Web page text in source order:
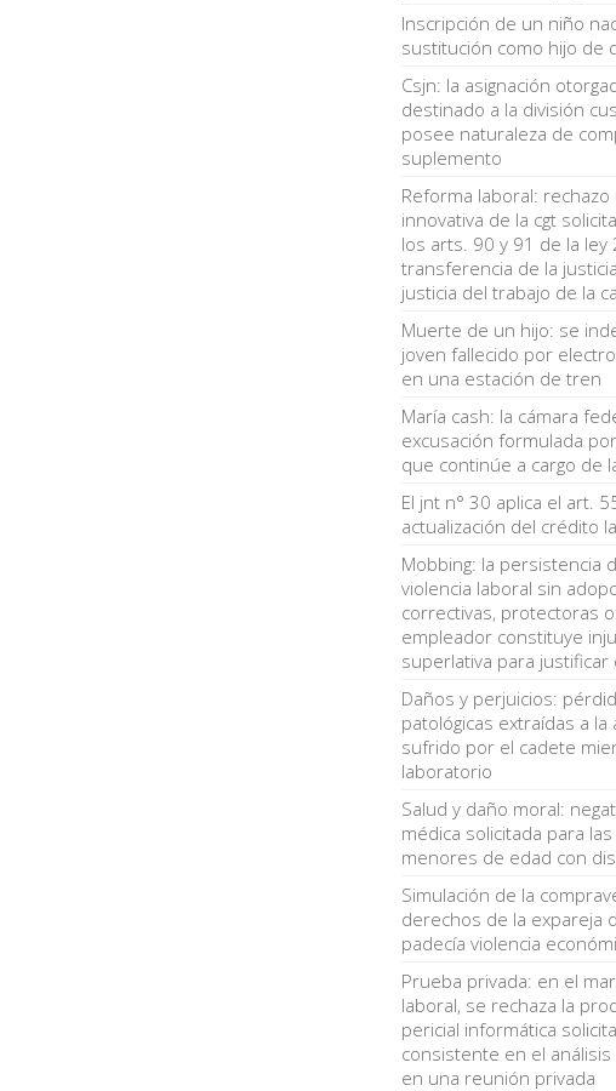
Inscripción de un niño
sustitución como hijo de
Csjn: la asignación
destinado a la división
posee naturaleza de
suplemento
Reforma laboral:
innovativa de la cgt
los arts. 90 y 91 de la
transferencia de la
justicia del trabajo de la
Muerte de un hijo: se
joven fallecido por
en una estación de tren
María cash: la cámara
excusación formulada
que continúe a cargo de
El jnt n° 30 aplica el art.
actualización del crédito
Mobbing: la persistencia
violencia laboral sin
correctivas, protectoras
empleador constituye
superlativa para
Daños y perjuicios:
patológicas extraídas a
sufrido por el cadete
laboratorio
Salud y daño moral:
médica solicitada para
menores de edad con
Simulación de la
derechos de la expareja
padecía violencia
Prueba privada: en el
laboral, se rechaza la
pericial informática
consistente en el
en una reunión privada